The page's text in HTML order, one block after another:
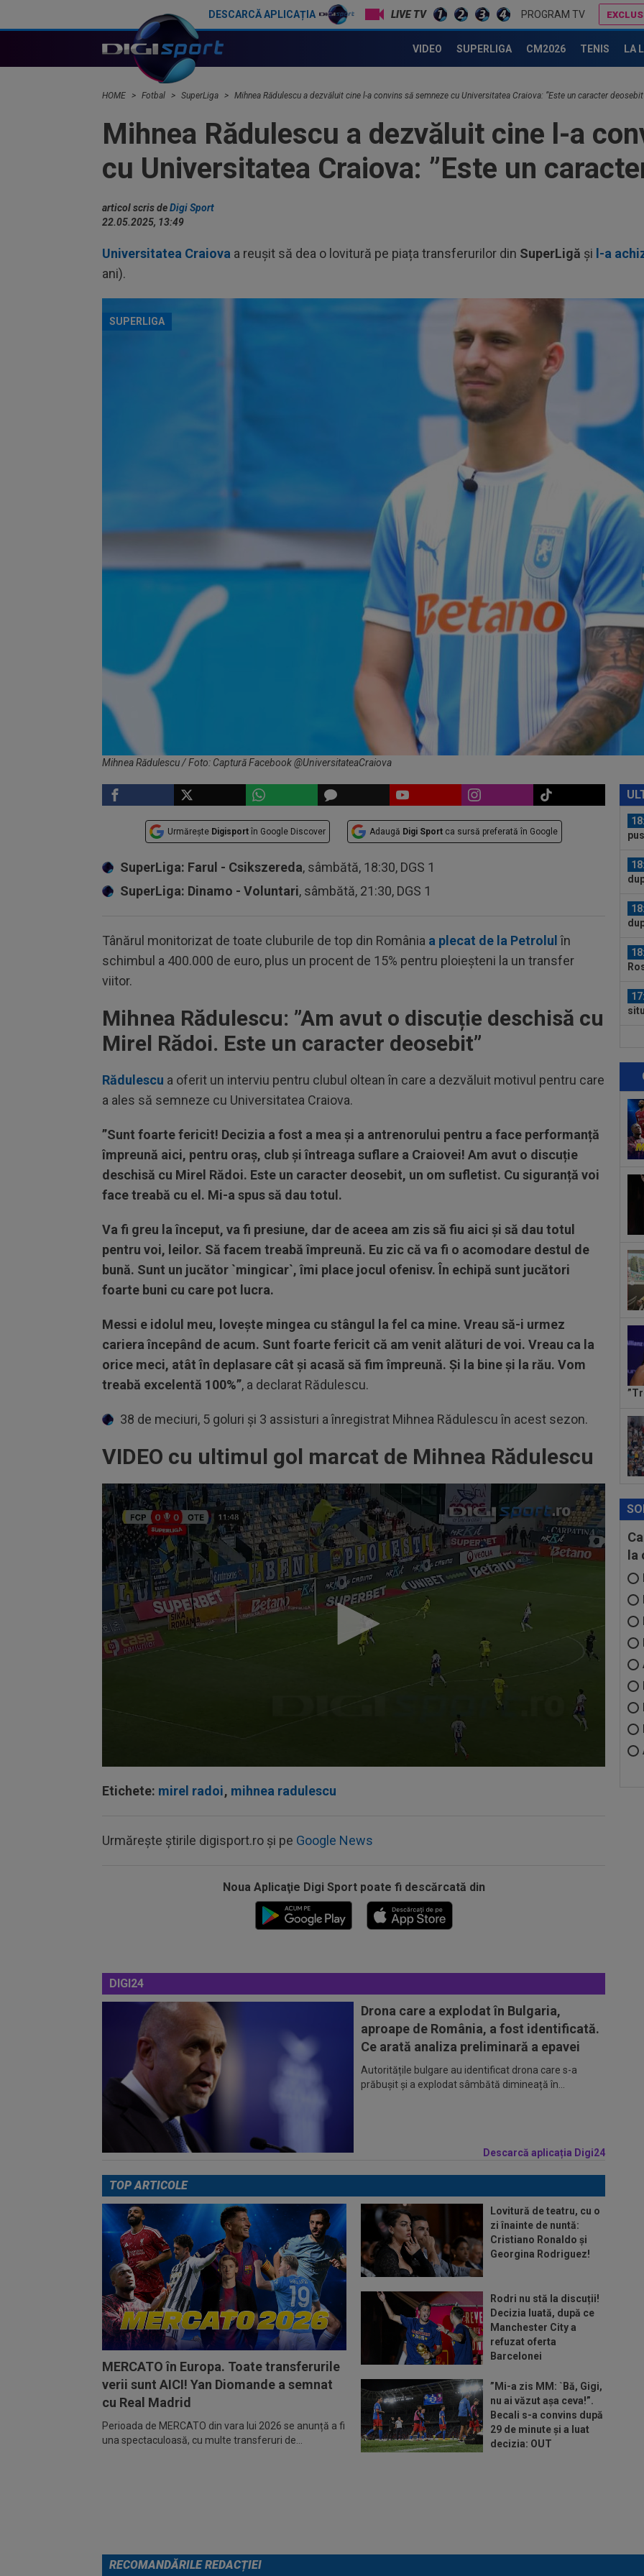
DESCARCĂ APLICAȚIA PROGRAM TV
VIDEO SUPERLIGA CM2026 TENIS LA
HOME Fotbal SuperLiga Mihnea Rădulescu a dezvăluit cine l-a convins să semneze cu Universitatea Craiova: ”Este un caracter
Mihnea Rădulescu a dezvăluit cine l-a
cu Universitatea Craiova: ”Este un
articol scris deDigi Sport
22.05.2025, 13:49
Universitatea Craiova a reușit să dea o lovitură pe piața transferurilor din SuperLigă și l-a
ani).
SUPERLIGA
Mihnea Rădulescu / Foto: Captură Facebook @UniversitateaCraiova
Urmărește Digisport în Google Discover Adaugă Digi Sport ca sursă preferată în Google
SuperLiga: Farul - Csikszereda, sâmbătă, 18:30, DGS 1
SuperLiga: Dinamo - Voluntari, sâmbătă, 21:30, DGS 1
Tânărul monitorizat de toate cluburile de top din România a plecat de la Petrolul în
schimbul a 400.000 de euro, plus un procent de 15% pentru ploieșteni la un transfer
viitor.
Mihnea Rădulescu: ”Am avut o discuție deschisă cu
Mirel Rădoi. Este un caracter deosebit”
Rădulescu a oferit un interviu pentru clubul oltean în care a dezvăluit motivul pentru care
a ales să semneze cu Universitatea Craiova.
”Sunt foarte fericit! Decizia a fost a mea și a antrenorului pentru a face performanță
împreună aici, pentru oraș, club și întreaga suflare a Craiovei! Am avut o discuție
deschisă cu Mirel Rădoi. Este un caracter deosebit, un om sufletist. Cu siguranță voi
face treabă cu el. Mi-a spus să dau totul.
Va fi greu la început, va fi presiune, dar de aceea am zis să fiu aici și să dau totul
pentru voi, leilor. Să facem treabă împreună. Eu zic că va fi o acomodare destul de
bună. Sunt un jucător `mingicar`, îmi place jocul ofenisv. În echipă sunt jucători
foarte buni cu care pot lucra.
Messi e idolul meu, lovește mingea cu stângul la fel ca mine. Vreau să-i urmez
cariera începând de acum. Sunt foarte fericit că am venit alături de voi. Vreau ca la
orice meci, atât în deplasare cât și acasă să fim împreună. Și la bine și la rău. Vom
treabă excelentă 100%”, a declarat Rădulescu.
38 de meciuri, 5 goluri și 3 assisturi a înregistrat Mihnea Rădulescu în acest sezon.
VIDEO cu ultimul gol marcat de Mihnea Rădulescu
90%
Etichete: mirel radoi, mihnea radulescu
Urmărește știrile digisport.ro și pe Google News
Noua Aplicaţie Digi Sport poate fi descărcată din
DIGI24
Drona care a explodat în Bulgaria,
aproape de România, a fost identificată.
Ce arată analiza preliminară a epavei
Autoritățile bulgare au identificat drona care s-a
prăbușit și a explodat sâmbătă dimineață în...
Descarcă aplicația Digi24
lui
TOP ARTICOLE
MERCATO în Europa. Toate transferurile
verii sunt AICI! Yan Diomande a semnat
cu Real Madrid
Perioada de MERCATO din vara lui 2026 se anunță a fi
una spectaculoasă, cu multe transferuri de...
Lovitură de teatru, cu o
zi înainte de nuntă:
Cristiano Ronaldo și
Georgina Rodriguez!
Rodri nu stă la discuții!
Decizia luată, după ce
Manchester City a
refuzat oferta
Barcelonei
”Mi-a zis MM: `Bă, Gigi,
nu ai văzut așa ceva!”.
Becali s-a convins după
29 de minute și a luat
decizia: OUT
RECOMANDĂRILE REDACȚIEI